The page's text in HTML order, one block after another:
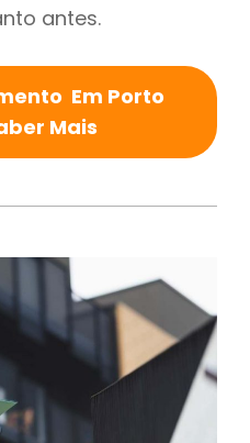
antes.
Em Porto
Mais